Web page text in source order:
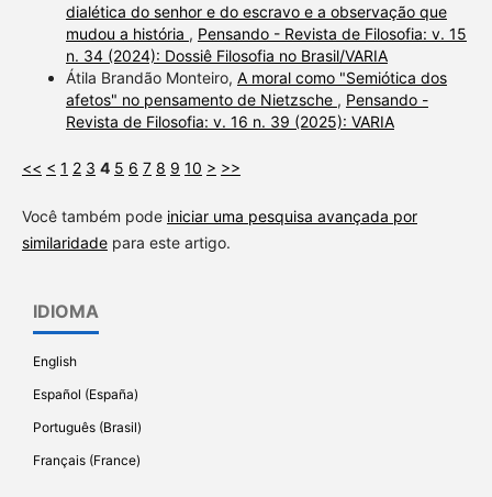
dialética do senhor e do escravo e a observação que
mudou a história , Pensando - Revista de Filosofia: v. 15
n. 34 (2024): Dossiê Filosofia no Brasil/VARIA
Átila Brandão Monteiro, A moral como "Semiótica dos
afetos" no pensamento de Nietzsche , Pensando -
Revista de Filosofia: v. 16 n. 39 (2025): VARIA
<< < 1 2 3 4 5 6 7 8 9 10 > >>
Você também pode iniciar uma pesquisa avançada por
similaridadepara este artigo.
IDIOMA
English
Español (España)
Português (Brasil)
Français (France)